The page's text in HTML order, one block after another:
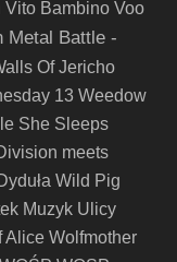
Vito Bambino Voo
Metal Battle -
Of Jericho
13 Weedow
She Sleeps
meets
Wild Pig
Muzyk Ulicy
Alice Wolfmother